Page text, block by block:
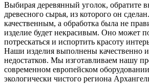
Выбирая деревянный уголок, обратите
древесного сырья, из которого он
качественным, а обработка была не
изделие будет некрасивым. Оно может
потрескаться и испортить красоту
Наши изделия выполнены качественно
недостатков. Мы изготавливаем нашу
современном европейском
экологически чистого региона